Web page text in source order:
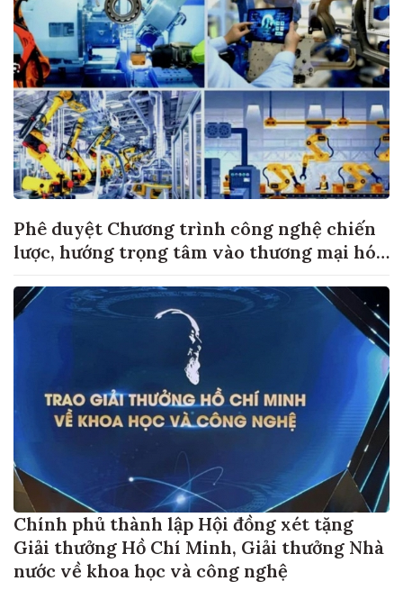
Phê duyệt Chương trình công nghệ chiến
lược, hướng trọng tâm vào thương mại hóa
Chính phủ thành lập Hội đồng xét tặng
Giải thưởng Hồ Chí Minh, Giải thưởng Nhà
nước về khoa học và công nghệ